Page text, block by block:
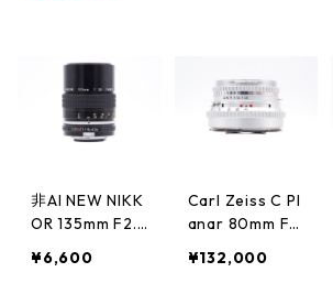
非AI NEW NIKK
OR 135mm F2.8
n ニコン
¥6,600
Carl Zeiss C Pl
anar 80mm F2.
ント HASSELBL
¥132,000